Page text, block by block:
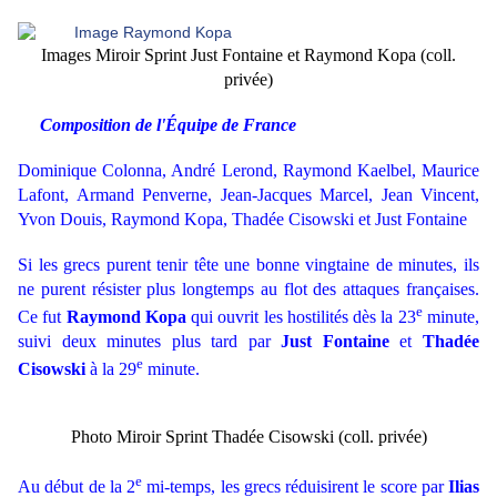
Images Miroir Sprint Just Fontaine et Raymond Kopa (coll.
privée)
Composition de l'Équipe de France
Dominique Colonna, André Lerond, Raymond Kaelbel, Maurice
Lafont, Armand Penverne, Jean-Jacques Marcel, Jean Vincent,
Yvon Douis, Raymond Kopa, Thadée Cisowski et Just Fontaine
Si les grecs purent tenir tête une bonne vingtaine de minutes, ils
ne purent résister plus longtemps au flot des attaques françaises.
Ce fut Raymond Kopa qui ouvrit les hostilités dès la 23eminute,
suivi deux minutes plus tard parJust FontaineetThadée
Cisowski à la 29e minute.
Photo Miroir Sprint Thadée Cisowski (coll. privée)
Au début de la 2e mi-temps, les grecs réduisirent le score parIlias